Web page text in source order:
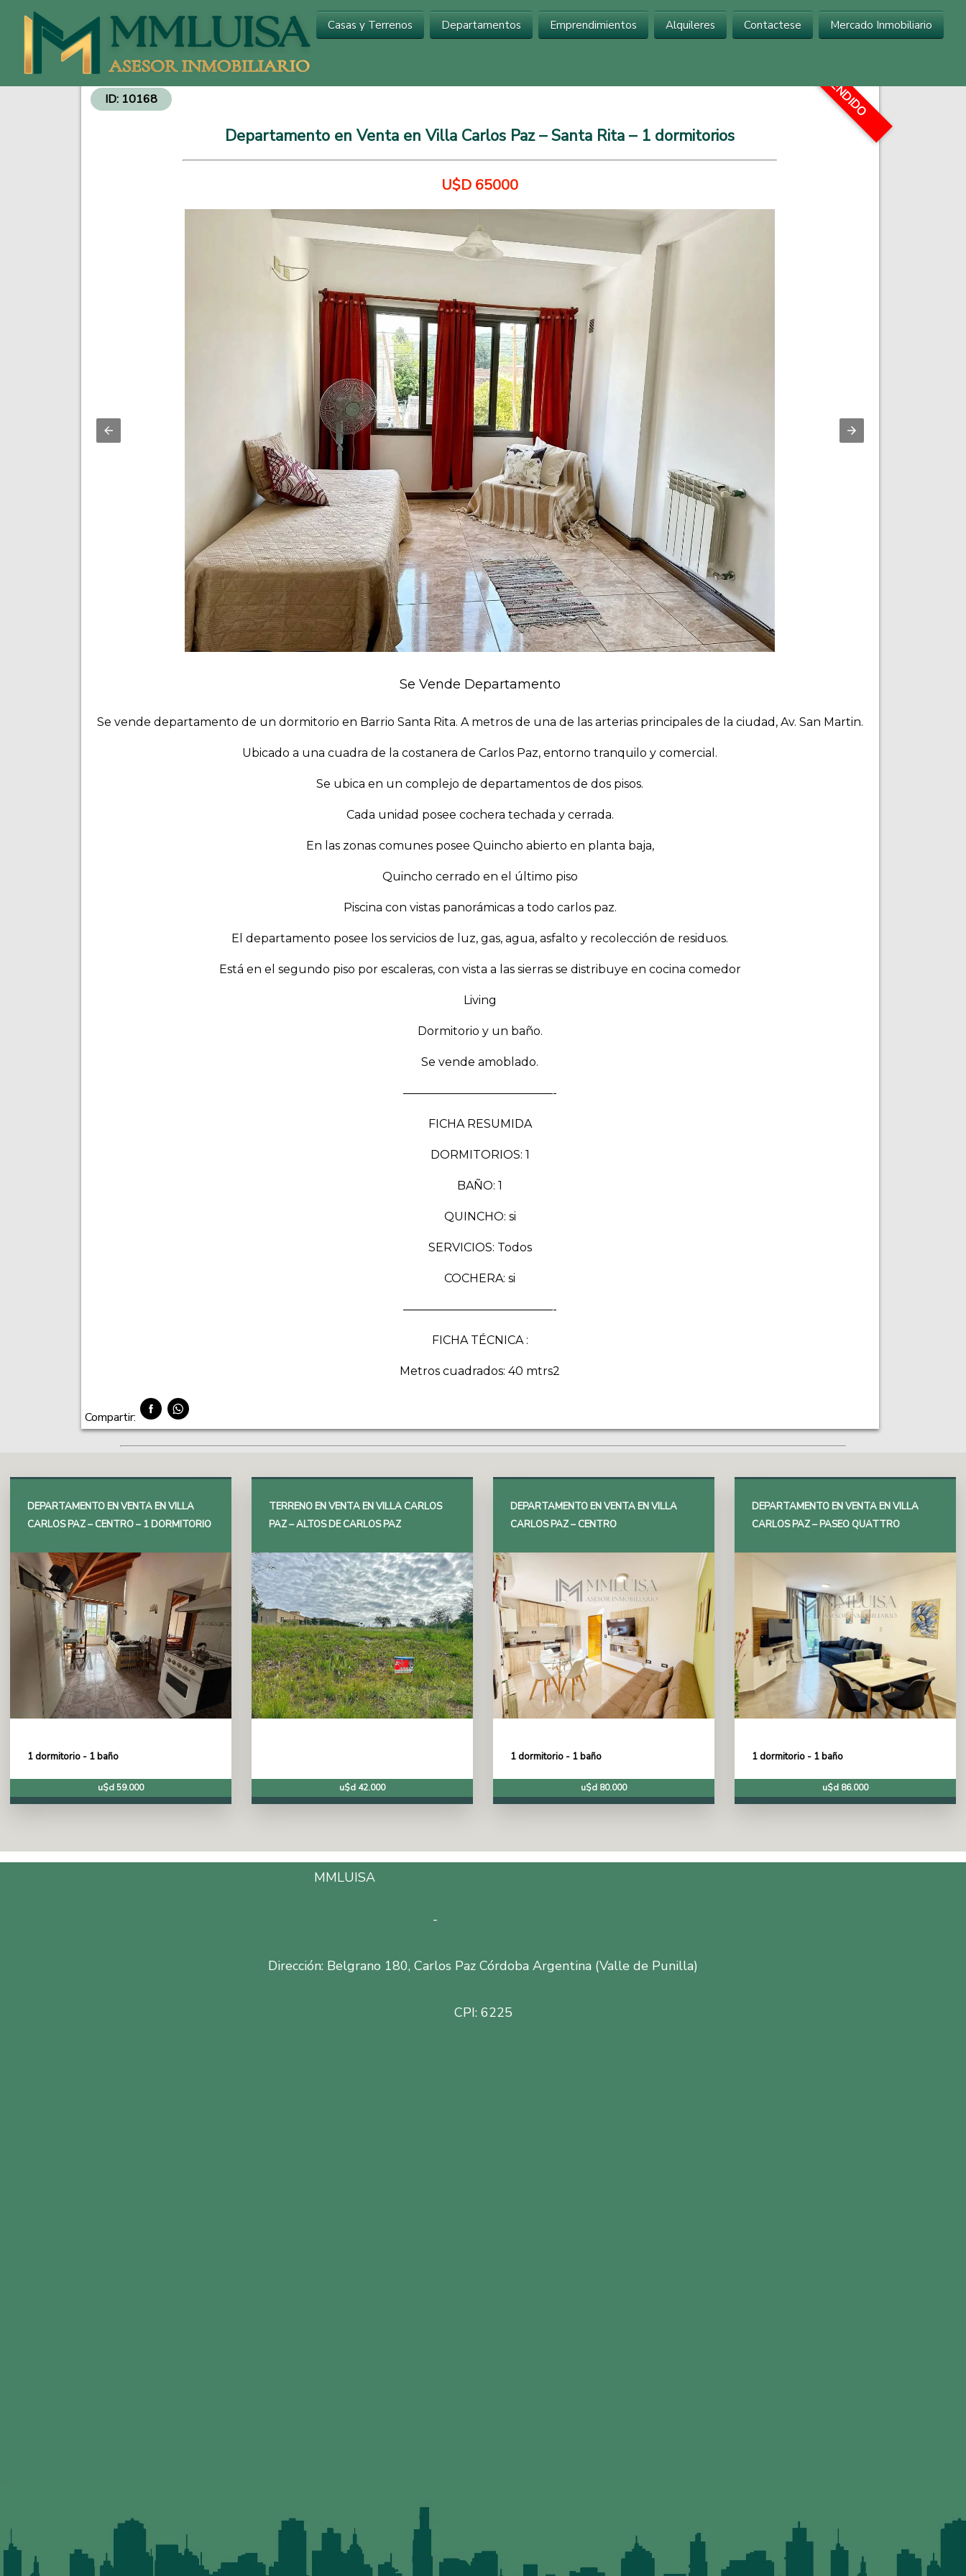
Inmobiliaria en Carlos Paz
Venta de Departamentos y Propiedades - Inversiones Inmobiliarias
Casas y Terrenos Departamentos Emprendimientos Alquileres Contactese Mercado Inmobiliario
ID: 10168
Departamento en Venta en Villa Carlos Paz – Santa Rita – 1 dormitorios
U$D 65000
VENDIDO
Se Vende Departamento
Se vende departamento de un dormitorio en Barrio Santa Rita. A metros de una de las arterias principales de la ciudad, Av. San Martin.
Ubicado a una cuadra de la costanera de Carlos Paz, entorno tranquilo y comercial.
Se ubica en un complejo de departamentos de dos pisos.
Cada unidad posee cochera techada y cerrada.
En las zonas comunes posee Quincho abierto en planta baja,
Quincho cerrado en el último piso
Piscina con vistas panorámicas a todo carlos paz.
El departamento posee los servicios de luz, gas, agua, asfalto y recolección de residuos.
Está en el segundo piso por escaleras, con vista a las sierras se distribuye en cocina comedor
Living
Dormitorio y un baño.
Se vende amoblado.
—————————————-
FICHA RESUMIDA
DORMITORIOS: 1
BAÑO: 1
QUINCHO: si
SERVICIOS: Todos
COCHERA: si
—————————————-
FICHA TÉCNICA :
Metros cuadrados: 40 mtrs2
Compartir:
DEPARTAMENTO EN VENTA EN VILLA
CARLOS PAZ – CENTRO – 1 DORMITORIO
1 dormitorio - 1 baño
u$d 59.000
TERRENO EN VENTA EN VILLA CARLOS
PAZ – ALTOS DE CARLOS PAZ
u$d 42.000
DEPARTAMENTO EN VENTA EN VILLA
CARLOS PAZ – CENTRO
1 dormitorio - 1 baño
u$d 80.000
DEPARTAMENTO EN VENTA EN VILLA
CARLOS PAZ – PASEO QUATTRO
1 dormitorio - 1 baño
u$d 86.000
MMLUISA
-
Dirección: Belgrano 180, Carlos Paz Córdoba Argentina (Valle de Punilla)
CPI: 6225